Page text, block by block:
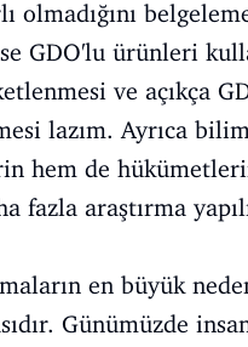
GDO'lu ürünleri
ve açıkça
lazım. Ayrıca
hem de
fazla araştırma
en büyük
Günümüzde